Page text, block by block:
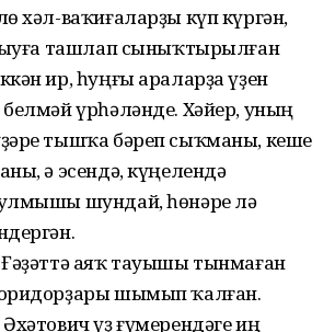
хәл-ваҡиғаларҙы күп күргән,
ташлап сыныҡтырылған
ир, һуңғы араларҙа үҙен
үрһәләнде. Хәйер, уның
тышҡа бәреп сыҡманы, кеше
ә эсендә, күңелендә
шундай, һөнәре лә
аяҡ тауышы тынмаған
шымып ҡалған.
үҙ ғүмерендәге иң